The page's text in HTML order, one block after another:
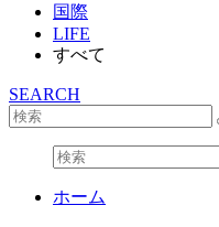
国際
LIFE
すべて
SEARCH
ホーム